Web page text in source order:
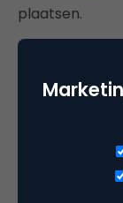
plaatsen.